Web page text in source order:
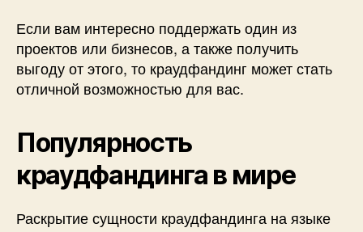
Если вам интересно поддержать один из
проектов или бизнесов, а также получить
выгоду от этого, то краудфандинг может стать
отличной возможностью для вас.
Популярность
краудфандинга в мире
Раскрытие сущности краудфандинга на языке